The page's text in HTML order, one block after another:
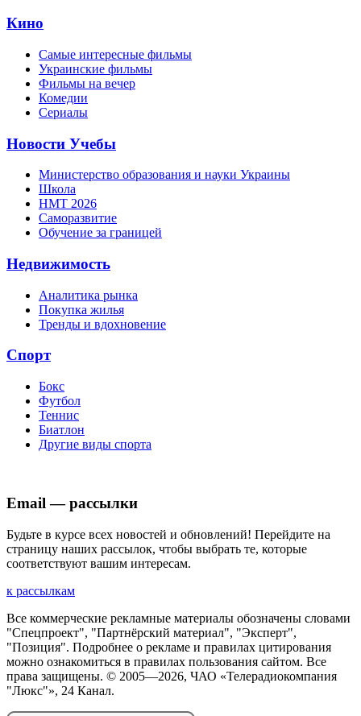
Кино
Самые интересные фильмы
Украинские фильмы
Фильмы на вечер
Комедии
Сериалы
Новости Учебы
Министерство образования и науки Украины
Школа
НМТ 2026
Саморазвитие
Обучение за границей
Недвижимость
Аналитика рынка
Покупка жилья
Тренды и вдохновение
Спорт
Бокс
Футбол
Теннис
Биатлон
Другие виды спорта
Email — рассылки
Будьте в курсе всех новостей и обновлений! Перейдите на
страницу наших рассылок, чтобы выбрать те, которые
соответствуют вашим интересам.
к рассылкам
Все коммерческие рекламные материалы обозначены словами
"Спецпроект", "Партнёрский материал", "Эксперт",
"Позиция". Подробнее о рекламе и правилах цитирования
можно ознакомиться в правилах пользования сайтом. Все
права защищены. © 2005—2026, ЧАО «Телерадиокомпания
"Люкс"», 24 Канал.